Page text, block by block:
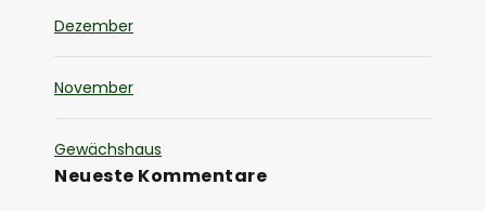
Dezember
November
Gewächshaus
Neueste Kommentare